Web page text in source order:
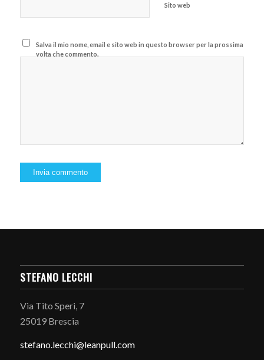
Sito web
Salva il mio nome, email e sito web in questo browser per la prossima
volta che commento.
STEFANO LECCHI
Via Tito Speri, 7
25019 Brescia
stefano. lecchi@leanpull.com